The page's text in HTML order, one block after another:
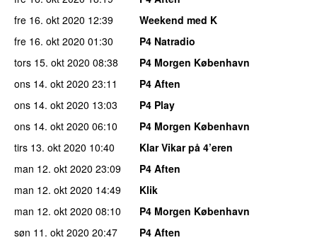
fre 16. okt 2020 12:39
Weekend med K
fre 16. okt 2020 01:30
P4 Natradio
tors 15. okt 2020 08:38
P4 Morgen København
ons 14. okt 2020 23:11
P4 Aften
ons 14. okt 2020 13:03
P4 Play
ons 14. okt 2020 06:10
P4 Morgen København
tirs 13. okt 2020 10:40
Klar Vikar på 4’eren
man 12. okt 2020 23:09
P4 Aften
man 12. okt 2020 14:49
Klik
man 12. okt 2020 08:10
P4 Morgen København
søn 11. okt 2020 20:47
P4 Aften